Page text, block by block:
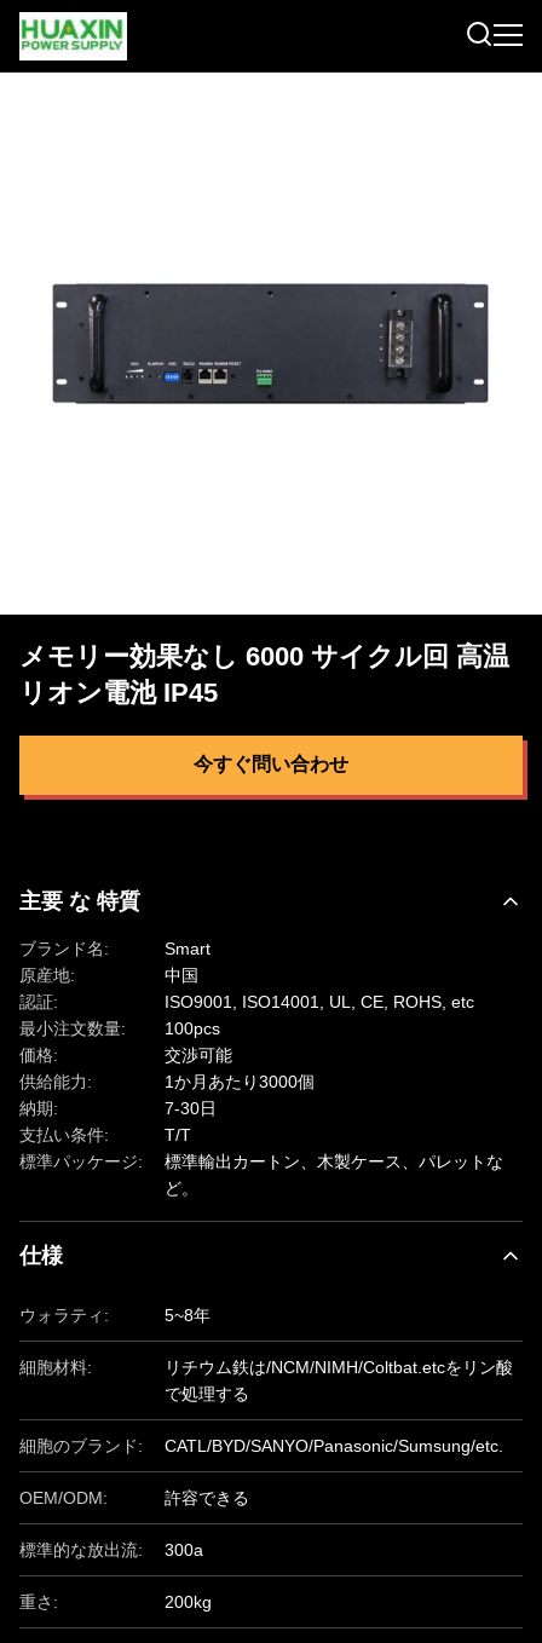
メモリー効果なし 6000 サイクル回 高温
リオン電池 IP45
今すぐ問い合わせ
主要 な 特質
ブランド名:
Smart
原産地:
中国
認証:
ISO9001, ISO14001, UL, CE, ROHS, etc
最小注文数量:
100pcs
価格:
交渉可能
供給能力:
1か月あたり3000個
納期:
7-30日
支払い条件:
T/T
標準パッケージ:
標準輸出カートン、木製ケース、パレットな
ど。
仕様
ウォラティ: 5~8年
細胞材料:
リチウム鉄は/NCM/NIMH/Coltbat.etcをリン酸
で処理する
細胞のブランド: CATL/BYD/SANYO/Panasonic/Sumsung/etc.
OEM/ODM: 許容できる
標準的な放出流: 300a
重さ: 200kg